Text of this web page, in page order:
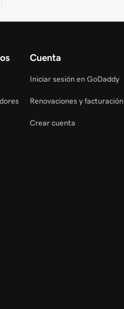
Cuenta
Iniciar sesión en GoDaddy
Renovaciones y facturación
Crear cuenta